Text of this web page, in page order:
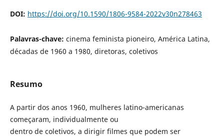
DOI: https://doi.org/10.1590/1806-9584-2022v30n278463
Palavras-chave: cinema feminista pioneiro, América Latina,
décadas de 1960 a 1980, diretoras, coletivos
Resumo
A partir dos anos 1960, mulheres latino-americanas
começaram, individualmente ou
dentro de coletivos, a dirigir filmes que podem ser